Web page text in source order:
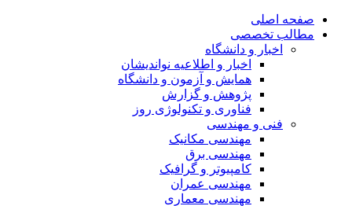
صفحه اصلی
مطالب تخصصی
اخبار و دانشگاه
اخبار و اطلاعیه نواندیشان
همایش و آزمون و دانشگاه
پژوهش و گزارش
فناوری و تکنولوژی روز
فنی و مهندسی
مهندسی مکانیک
مهندسی برق
کامپیوتر و گرافیک
مهندسی عمران
مهندسی معماری